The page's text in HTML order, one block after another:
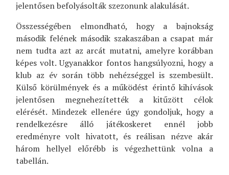
jelentősen befolyásolták szezonunk alakulását.
Összességében elmondható, hogy a bajnokság
második felének második szakaszában a csapat már
nem tudta azt az arcát mutatni, amelyre korábban
képes volt. Ugyanakkor fontos hangsúlyozni, hogy a
klub az év során több nehézséggel is szembesült.
Külső körülmények és a működést érintő kihívások
jelentősen megnehezítették a kitűzött célok
elérését. Mindezek ellenére úgy gondoljuk, hogy a
rendelkezésre álló játékoskeret ennél jobb
eredményre volt hivatott, és reálisan nézve akár
három hellyel előrébb is végezhettünk volna a
tabellán.